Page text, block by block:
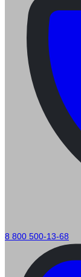
8 800 500-13-68